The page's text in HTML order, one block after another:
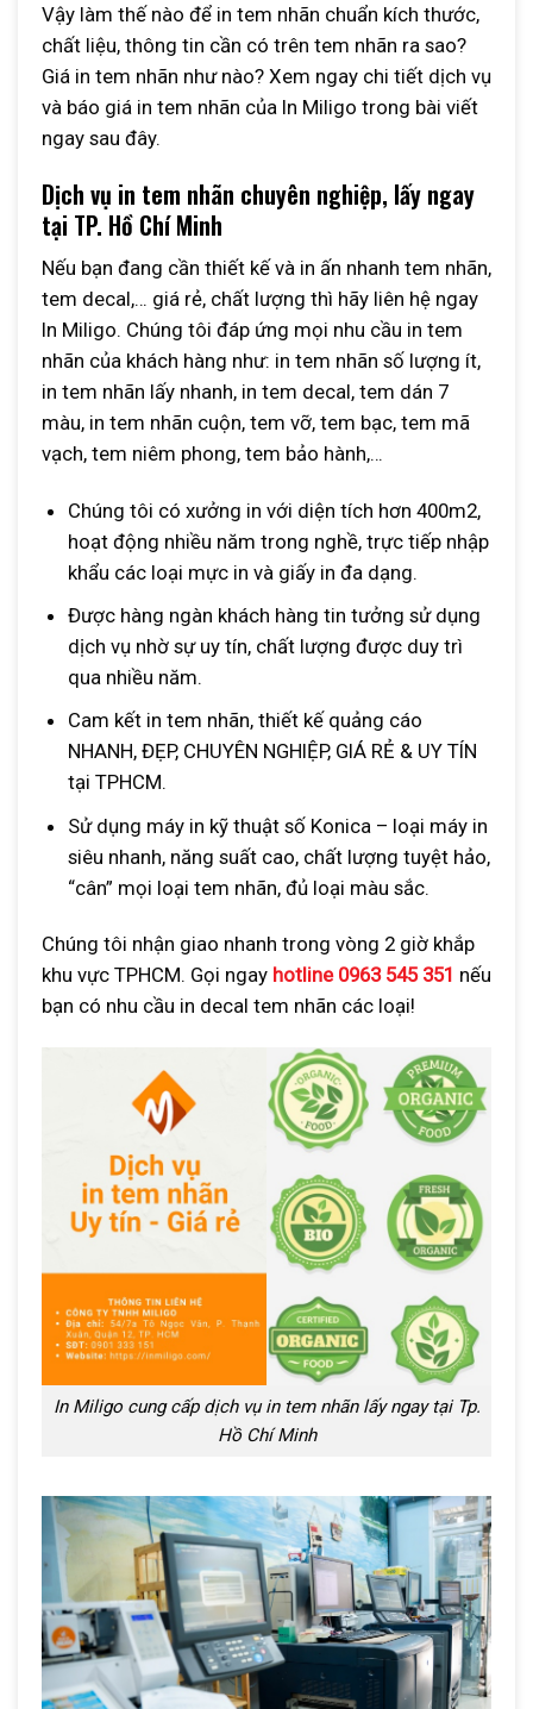
Vậy làm thế nào để in tem nhãn chuẩn kích thước,
chất liệu, thông tin cần có trên tem nhãn ra sao?
Giá in tem nhãn như nào? Xem ngay chi tiết dịch vụ
và báo giá in tem nhãn của In Miligo trong bài viết
ngay sau đây.
Dịch vụ in tem nhãn chuyên nghiệp, lấy ngay
tại TP. Hồ Chí Minh
Nếu bạn đang cần thiết kế và in ấn nhanh tem nhãn,
tem decal,… giá rẻ, chất lượng thì hãy liên hệ ngay
In Miligo. Chúng tôi đáp ứng mọi nhu cầu in tem
nhãn của khách hàng như: in tem nhãn số lượng ít,
in tem nhãn lấy nhanh, in tem decal, tem dán 7
màu, in tem nhãn cuộn, tem vỡ, tem bạc, tem mã
vạch, tem niêm phong, tem bảo hành,…
Chúng tôi có xưởng in với diện tích hơn 400m2,
hoạt động nhiều năm trong nghề, trực tiếp nhập
khẩu các loại mực in và giấy in đa dạng.
Được hàng ngàn khách hàng tin tưởng sử dụng
dịch vụ nhờ sự uy tín, chất lượng được duy trì
qua nhiều năm.
Cam kết in tem nhãn, thiết kế quảng cáo
NHANH, ĐẸP, CHUYÊN NGHIỆP, GIÁ RẺ & UY TÍN
tại TPHCM.
Sử dụng máy in kỹ thuật số Konica – loại máy in
siêu nhanh, năng suất cao, chất lượng tuyệt hảo,
“cân” mọi loại tem nhãn, đủ loại màu sắc.
Chúng tôi nhận giao nhanh trong vòng 2 giờ khắp
khu vực TPHCM. Gọi ngay hotline 0963 545 351 nếu
bạn có nhu cầu in decal tem nhãn các loại!
In Miligo cung cấp dịch vụ in tem nhãn lấy ngay tại Tp.
Hồ Chí Minh